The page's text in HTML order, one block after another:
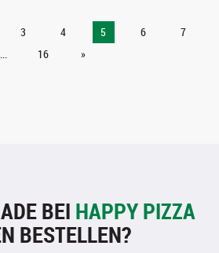
3 4 5 6
7
...
16 »
BEI HAPPY PIZZA
BESTELLEN?